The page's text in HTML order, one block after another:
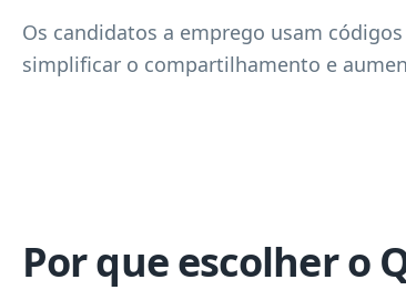
Os candidatos a emprego usam
simplificar o compartilhamento e
Por que escolher o